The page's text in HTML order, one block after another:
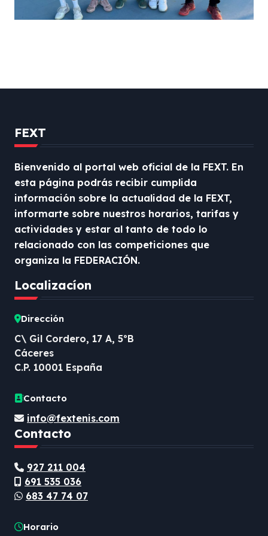
FEXT
Bienvenido al portal web oficial de la FEXT. En
esta página podrás recibir cumplida
información sobre la actualidad de la FEXT,
informarte sobre nuestros horarios, tarifas y
actividades y estar al tanto de todo lo
relacionado con las competiciones que
organiza la FEDERACIÓN.
Localizacíon
Dirección
C\ Gil Cordero, 17 A, 5ºB
Cáceres
C.P. 10001 España
Contacto
info@fextenis.com
Contacto
927 211 004
691 535 036
683 47 74 07
Horario